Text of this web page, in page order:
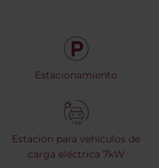
Estacionamiento
Estación para vehículos de
carga eléctrica 7kW